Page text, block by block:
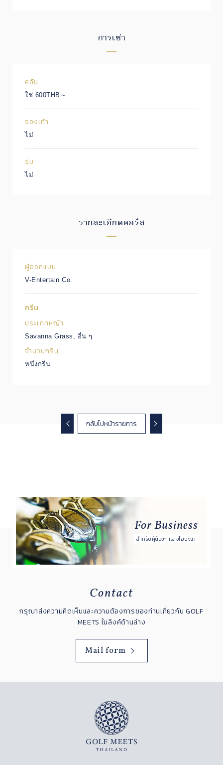
การเช่า
คลับ
ใช่ 600THB～
รองเท้า
ไม่
ร่ม
ไม่
รายละเอียดคอร์ส
ผู้ออกแบบ
V-Entertain Co.
กรีน
ประเภทหญ้า
Savanna Grass, อื่น ๆ
จำนวนกรีน
หนึ่งกรีน
กลับไปหน้ารายการ
For Business
สำหรับผู้ต้องการลงโฆษณา
Contact
กรุณาส่งความคิดเห็นและความต้องการของท่านเกี่ยวกับ GOLF
MEETS ในลิงค์ด้านล่าง
Mail form